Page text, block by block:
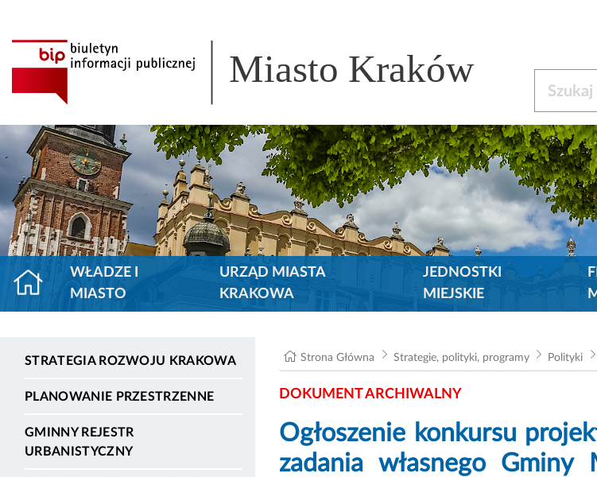
Miasto Kraków
WŁADZE I
MIASTO
URZĄD MIASTA
KRAKOWA
JEDNOSTKI
MIEJSKIE
STRATEGIA ROZWOJU KRAKOWA
PLANOWANIE PRZESTRZENNE
GMINNY REJESTR
URBANISTYCZNY
Strona Główna Strategie, polityki, programy Polityki
DOKUMENT ARCHIWALNY
Ogłoszenie konkursu
zadania własnego